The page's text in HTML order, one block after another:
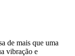
de mais que uma
vibração e